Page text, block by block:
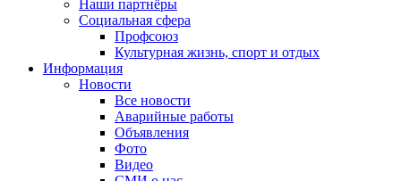
Наши партнёры
Социальная сфера
Профсоюз
Культурная жизнь, спорт и отдых
Информация
Новости
Все новости
Аварийные работы
Объявления
Фото
Видео